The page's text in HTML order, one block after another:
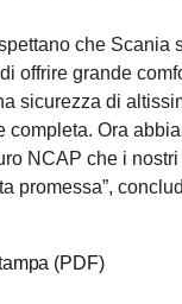
che Scania
offrire grande
sicurezza di
completa. Ora
NCAP che i nostri
promessa”,
(PDF)